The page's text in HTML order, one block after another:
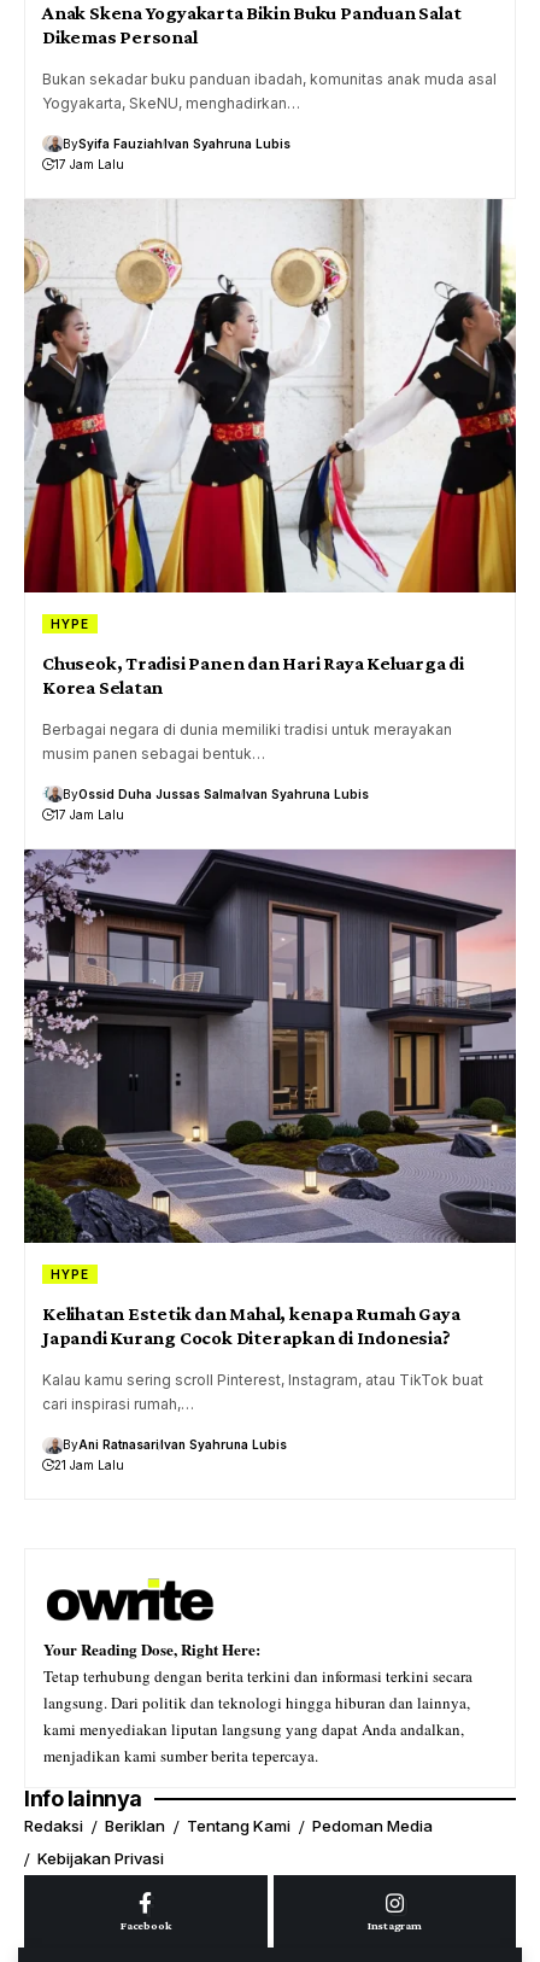
Anak Skena Yogyakarta Bikin Buku Panduan Salat
Dikemas Personal
Bukan sekadar buku panduan ibadah, komunitas anak muda asal
Yogyakarta, SkeNU, menghadirkan…
BySyifa FauziahIvan Syahruna Lubis
17 Jam Lalu
HYPE
Chuseok, Tradisi Panen dan Hari Raya Keluarga di
Korea Selatan
Berbagai negara di dunia memiliki tradisi untuk merayakan
musim panen sebagai bentuk…
ByOssid Duha Jussas SalmaIvan Syahruna Lubis
17 Jam Lalu
HYPE
Kelihatan Estetik dan Mahal, kenapa Rumah Gaya
Japandi Kurang Cocok Diterapkan di Indonesia?
Kalau kamu sering scroll Pinterest, Instagram, atau TikTok buat
cari inspirasi rumah,…
ByAni RatnasariIvan Syahruna Lubis
21 Jam Lalu
Your Reading Dose, Right Here:
Tetap terhubung dengan berita terkini dan informasi terkini secara
langsung. Dari politik dan teknologi hingga hiburan dan lainnya,
kami menyediakan liputan langsung yang dapat Anda andalkan,
menjadikan kami sumber berita tepercaya.
Info lainnya
Redaksi Beriklan Tentang Kami
Pedoman Media
Kebijakan Privasi
Facebook Instagram